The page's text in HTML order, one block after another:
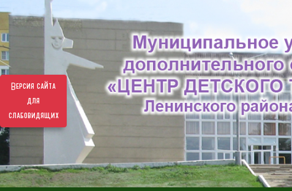
Версия сайта
для
слабовидящих